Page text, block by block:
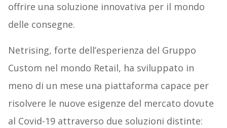
offrire una soluzione innovativa per il mondo
delle consegne.
Netrising, forte dell’esperienza del Gruppo
Custom nel mondo Retail, ha sviluppato in
meno di un mese una piattaforma capace per
risolvere le nuove esigenze del mercato dovute
al Covid-19 attraverso due soluzioni distinte: